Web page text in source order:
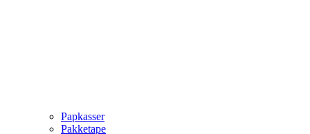
Papkasser
Pakketape